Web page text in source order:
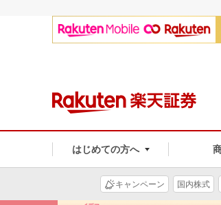
はじめての方へ
キャンペーン 国内株式